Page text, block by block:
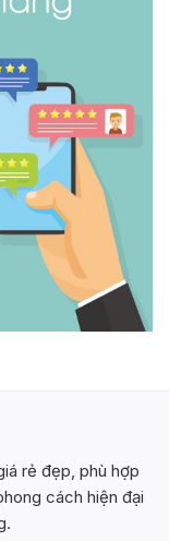
rẻ đẹp, phù hợp
cách hiện đại